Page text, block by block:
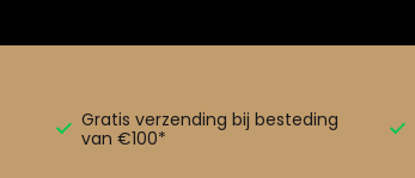
Gratis verzending bij besteding
van €100*